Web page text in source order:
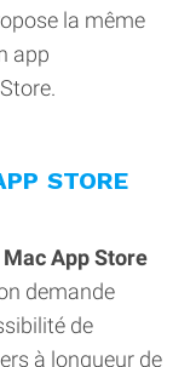
la même
app
STORE
App Store
demande
de
à longueur de